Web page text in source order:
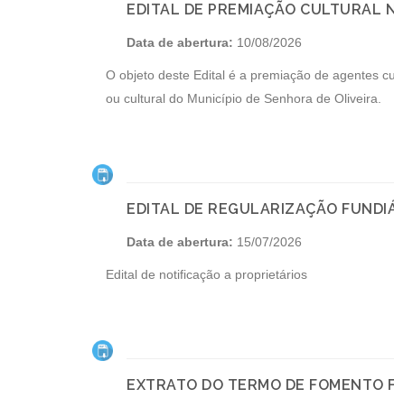
EDITAL DE PREMIAÇÃO
Data de abertura: 10/08/2026
O objeto deste Edital é a premiação de agentes
ou cultural do Município de Senhora de Oliveira.
EDITAL DE REGULARIZAÇÃO
Data de abertura: 15/07/2026
Edital de notificação a proprietários
EXTRATO DO TERMO DE FOMENTO